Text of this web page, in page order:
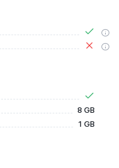
8 GB
1 GB